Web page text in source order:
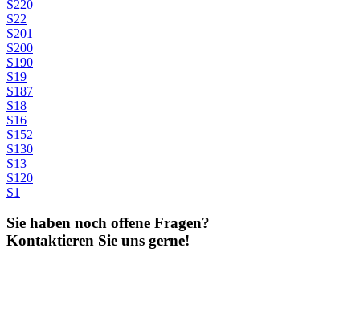
S220
S22
S201
S200
S190
S19
S187
S18
S16
S152
S130
S13
S120
S1
Sie haben noch offene Fragen?
Kontaktieren Sie uns gerne!